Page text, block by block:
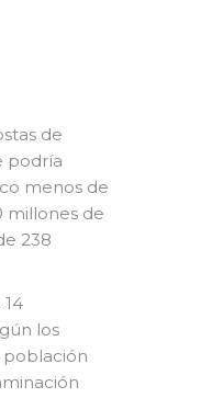
de
podría
menos de
millones de
238
los
población